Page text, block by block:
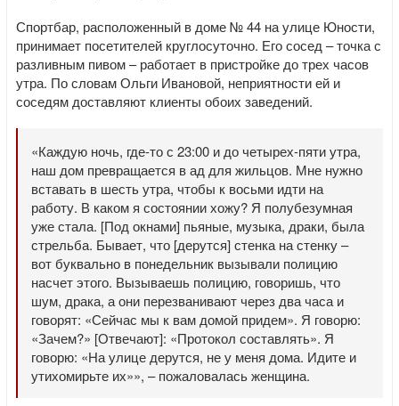
Спортбар, расположенный в доме № 44 на улице Юности,
принимает посетителей круглосуточно. Его сосед – точка с
разливным пивом – работает в пристройке до трех часов
утра. По словам Ольги Ивановой, неприятности ей и
соседям доставляют клиенты обоих заведений.
«Каждую ночь, где-то с 23:00 и до четырех-пяти утра,
наш дом превращается в ад для жильцов. Мне нужно
вставать в шесть утра, чтобы к восьми идти на
работу. В каком я состоянии хожу? Я полубезумная
уже стала. [Под окнами] пьяные, музыка, драки, была
стрельба. Бывает, что [дерутся] стенка на стенку –
вот буквально в понедельник вызывали полицию
насчет этого. Вызываешь полицию, говоришь, что
шум, драка, а они перезванивают через два часа и
говорят: «Сейчас мы к вам домой придем». Я говорю:
«Зачем?» [Отвечают]: «Протокол составлять». Я
говорю: «На улице дерутся, не у меня дома. Идите и
утихомирьте их»», – пожаловалась женщина.